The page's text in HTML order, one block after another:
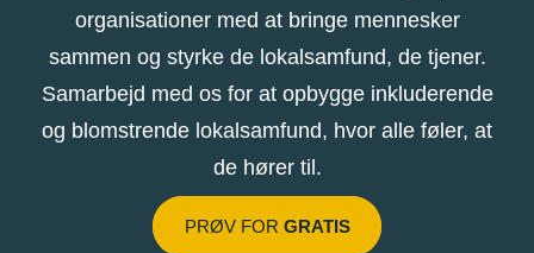
organisationer med at bringe mennesker
sammen og styrke de lokalsamfund, de tjener.
Samarbejd med os for at opbygge inkluderende
og blomstrende lokalsamfund, hvor alle føler, at
de hører til.
PRØV FOR GRATIS